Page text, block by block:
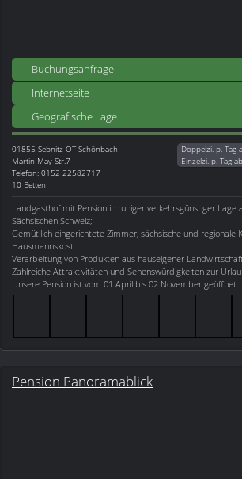
Buchungsanfrage
Internetseite
Geografische Lage
01855 Sebnitz OT Schönbach
Martin-May-Str.7
Telefon: 0152 22582717
10 Betten
Doppelzi. p. Tag
Einzelzi. p. Tag
Landgasthof mit Pension in ruhiger verkehrsgünstiger Lage
Sächsischen Schweiz;
Gemütllich eingerichtete Zimmer, sächsische und regionale
Hausmannskost;
Verarbeitung von Produkten aus hauseigener
Zahlreiche Attraktivitäten und Sehenswürdigkeiten zur
Unsere Pension ist vom 01.April bis 02.November geöffnet.
Pension Panoramablick